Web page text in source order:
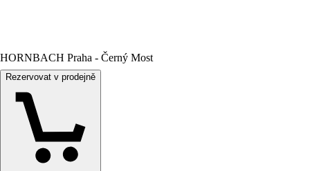
HORNBACH Praha - Černý Most
Rezervovat v prodejně